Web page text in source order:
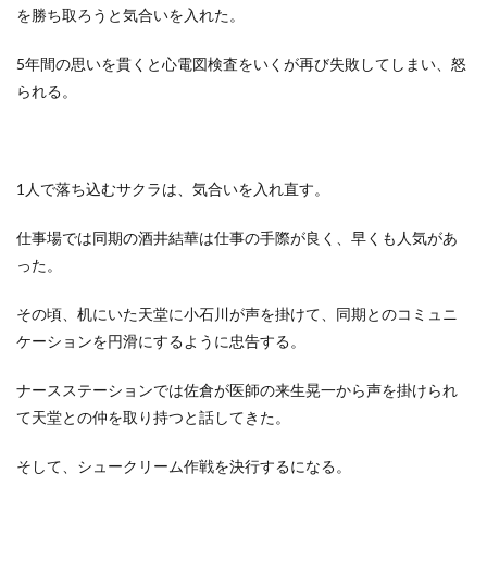
を勝ち取ろうと気合いを入れた。
5年間の思いを貫くと心電図検査をいくが再び失敗してしまい、怒
られる。
1人で落ち込むサクラは、気合いを入れ直す。
仕事場では同期の酒井結華は仕事の手際が良く、早くも人気があ
った。
その頃、机にいた天堂に小石川が声を掛けて、同期とのコミュニ
ケーションを円滑にするように忠告する。
ナースステーションでは佐倉が医師の来生晃一から声を掛けられ
て天堂との仲を取り持つと話してきた。
そして、シュークリーム作戦を決行するになる。